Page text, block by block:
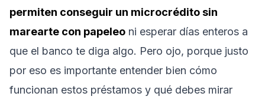
permiten conseguir un microcrédito sin
marearte con papeleo ni esperar días enteros a
que el banco te diga algo. Pero ojo, porque justo
por eso es importante entender bien cómo
funcionan estos préstamos y qué debes mirar